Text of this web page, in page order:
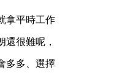
拿平時工作
很難呢，
多多、選擇